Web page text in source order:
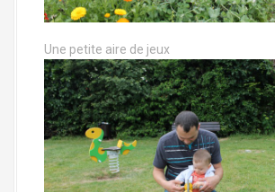
Une petite aire de jeux